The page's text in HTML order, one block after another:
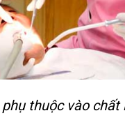
thuộc vào chất